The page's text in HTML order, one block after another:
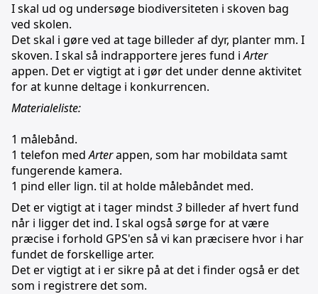
I skal ud og undersøge biodiversiteten i skoven bag
ved skolen.
Det skal i gøre ved at tage billeder af dyr, planter mm. I
skoven. I skal så indrapportere jeres fund iArter
appen. Det er vigtigt at i gør det under denne aktivitet
for at kunne deltage i konkurrencen.
Materialeliste:
1 målebånd.
1 telefon medArterappen, som har mobildata samt
fungerende kamera.
1 pind eller lign. til at holde målebåndet med.
Det er vigtigt at i tager mindst3 billeder af hvert fund
når i ligger det ind. I skal også sørge for at være
præcise i forhold GPS'en så vi kan præcisere hvor i har
fundet de forskellige arter.
Det er vigtigt at i er sikre på at det i finder også er det
som i registrere det som.